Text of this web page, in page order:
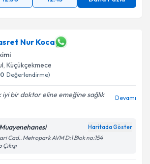
Nur Koca
, Küçükçekmece
Değerlendirme)
bir doktor eline emeğine sağlık
Devamı
Haritada Göster
Cad.. Metropark AVM D:1 Blok no:154